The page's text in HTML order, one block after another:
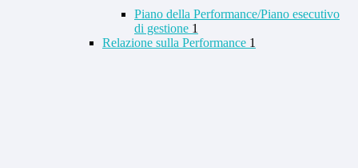
Piano della Performance/Piano esecutivo
di gestione 1
Relazione sulla Performance 1